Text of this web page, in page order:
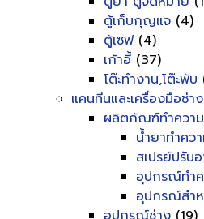
ตู้เก็บกุญแจ (4)
ตู้เซฟ(4)
เก้าอี้ (37)
โต๊ะทำงาน,โต๊ะพับ
แคนทีนและเครื่องมือช่าง
ผลิตภัณฑ์ทำความ
น้ำยาทำคว
สเปรย์ปรับ
อุปกรณ์ทำค
อุปกรณ์สำ